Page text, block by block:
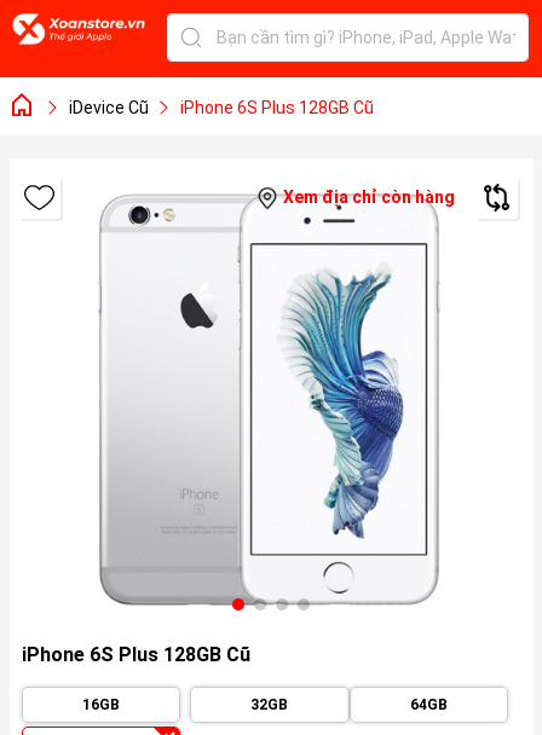
iDevice Cũ iPhone 6S Plus 128GB Cũ
Xem địa chỉ còn hàng
iPhone 6S Plus 128GB Cũ
16GB 32GB 64GB